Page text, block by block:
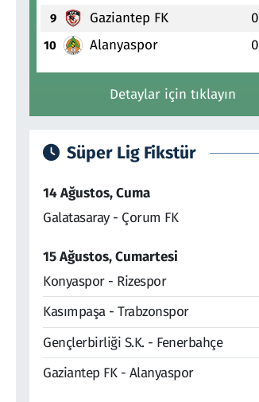
9 Gaziantep FK 0
10 Alanyaspor 0
Detaylar için tıklayın
Süper Lig Fikstür
14 Ağustos, Cuma
Galatasaray - Çorum FK
15 Ağustos, Cumartesi
Konyaspor - Rizespor
Kasımpaşa - Trabzonspor
Gençlerbirliği S.K. - Fenerbahçe
Gaziantep FK - Alanyaspor